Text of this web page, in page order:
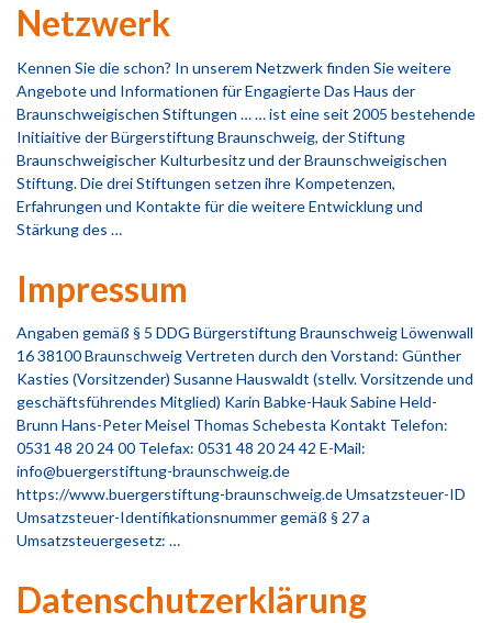
Netzwerk
Kennen Sie die schon? In unserem Netzwerk finden Sie weitere
Angebote und Informationen für Engagierte Das Haus der
Braunschweigischen Stiftungen … … ist eine seit 2005 bestehende
Initiaitive der Bürgerstiftung Braunschweig, der Stiftung
Braunschweigischer Kulturbesitz und der Braunschweigischen
Stiftung. Die drei Stiftungen setzen ihre Kompetenzen,
Erfahrungen und Kontakte für die weitere Entwicklung und
Stärkung des …
Impressum
Angaben gemäß § 5 DDG Bürgerstiftung Braunschweig Löwenwall
16 38100 Braunschweig Vertreten durch den Vorstand: Günther
Kasties (Vorsitzender) Susanne Hauswaldt (stellv. Vorsitzende und
geschäftsführendes Mitglied) Karin Babke-Hauk Sabine Held-
Brunn Hans-Peter Meisel Thomas Schebesta Kontakt Telefon:
0531 48 20 24 00 Telefax: 0531 48 20 24 42 E-Mail:
info@buergerstiftung-braunschweig.de
https://www.buergerstiftung-braunschweig.de Umsatzsteuer-ID
Umsatzsteuer-Identifikationsnummer gemäß § 27 a
Umsatzsteuergesetz: …
Datenschutzerklärung